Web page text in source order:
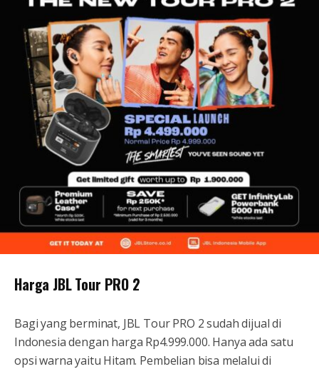
Harga JBL Tour PRO 2
Bagi yang berminat, JBL Tour PRO 2 sudah dijual di
Indonesia dengan harga Rp4.999.000. Hanya ada satu
opsi warna yaitu Hitam. Pembelian bisa melalui di